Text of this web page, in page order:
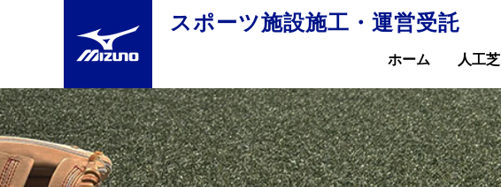
スポーツ施設施工・運営受託
ホーム 人工芝